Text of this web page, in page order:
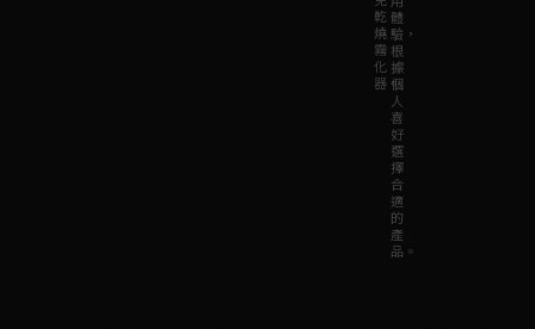
乾
燒
霧
化
器。
體
驗，
根
據
個
人
喜
好
選
擇
合
適
的
產
品。